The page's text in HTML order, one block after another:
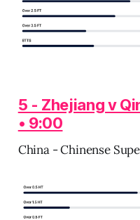
5 - Zhejiang v
• 9:00
China - Chinense